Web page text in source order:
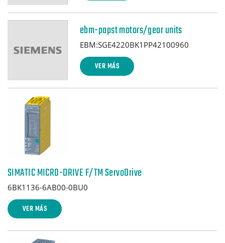
ebm-papst motors/gear units
EBM:SGE4220BK1PP42100960
VER MÁS
SIMATIC MICRO-DRIVE F/TM ServoDrive
6BK1136-6AB00-0BU0
VER MÁS